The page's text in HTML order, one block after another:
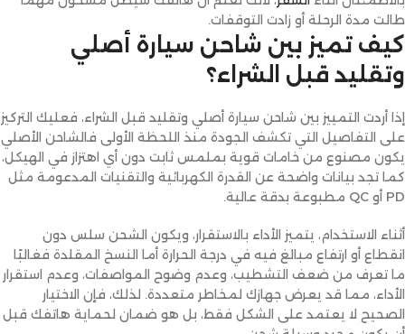
طالت مدة الرحلة أو زادت التوقفات.
كيف تميز بين شاحن سيارة أصلي
وتقليد قبل الشراء؟
إذا أردت التمييز بين شاحن سيارة أصلي وتقليد قبل الشراء، فعليك التركيز
على التفاصيل التي تكشف الجودة منذ اللحظة الأولى فالشاحن الأصلي
يكون مصنوع من خامات قوية بملمس ثابت دون أي اهتزاز في الهيكل،
كما تجد بيانات واضحة عن القدرة الكهربائية والتقنيات المدعومة مثل
PD أو QC مطبوعة بدقة عالية.
أثناء الاستخدام، يتميز الأداء بالاستقرار، ويكون الشحن سلس دون
انقطاع أو ارتفاع مبالغ فيه في درجة الحرارة أما النسخ المقلدة فغالبًا
ما تعرف من ضعف التشطيب، وعدم وضوح المواصفات، وعدم استقرار
الأداء، مما قد يعرض جهازك لمخاطر متعددة. لذلك، فإن الاختيار
الصحيح لا يعتمد على الشكل فقط، بل هو ضمان لحماية هاتفك قبل